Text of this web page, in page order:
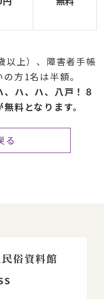
上）、障害者手帳
方1名は半額。
ハ、ハ、八戸！８
料となります。
る
俗資料館